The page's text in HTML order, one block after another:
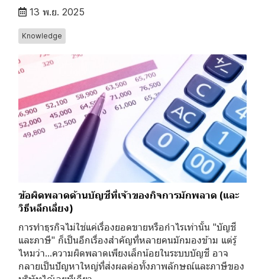
13 พ.ย. 2025
Knowledge
ข้อผิดพลาดด้านบัญชีที่เจ้าของกิจการมักพลาด (และ
วิธีหลีกเลี่ยง)
การทำธุรกิจไม่ใช่แค่เรื่องยอดขายหรือกำไรเท่านั้น "บัญชี
และภาษี" ก็เป็นอีกเรื่องสำคัญที่หลายคนมักมองข้าม แต่รู้
ไหมว่า...ความผิดพลาดเพียงเล็กน้อยในระบบบัญชี อาจ
กลายเป็นปัญหาใหญ่ที่ส่งผลต่อทั้งภาพลักษณ์และภาษีของ